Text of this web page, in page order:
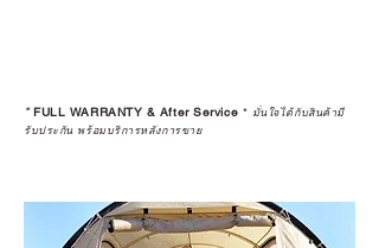
*FULL WARRANTY & After Service * มั่นใจได้กับสินค้ามี
รับประกัน พร้อมบริการหลังการขาย